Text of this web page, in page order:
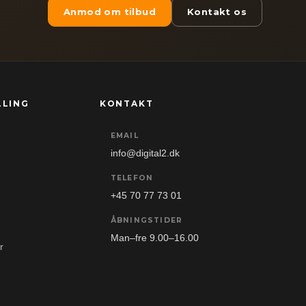
Anmod om tilbud Kontakt os
KONTAKT
EMAIL
info@digital2.dk
TELEFON
+45 70 77 73 01
ÅBNINGSTIDER
Man–fre 9.00–16.00